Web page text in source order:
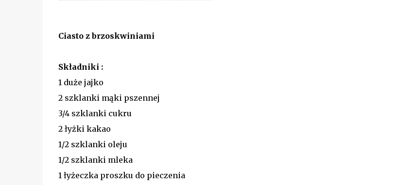
Ciasto z brzoskwiniami
Składniki :
1 duże jajko
2 szklanki mąki pszennej
3/4 szklanki cukru
2 łyżki kakao
1/2 szklanki oleju
1/2 szklanki mleka
1 łyżeczka proszku do pieczenia